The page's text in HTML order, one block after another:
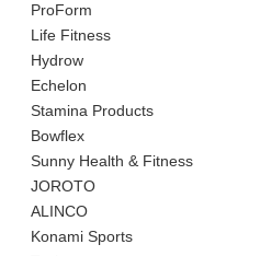
ProForm
Life Fitness
Hydrow
Echelon
Stamina Products
Bowflex
Sunny Health & Fitness
JOROTO
ALINCO
Konami Sports